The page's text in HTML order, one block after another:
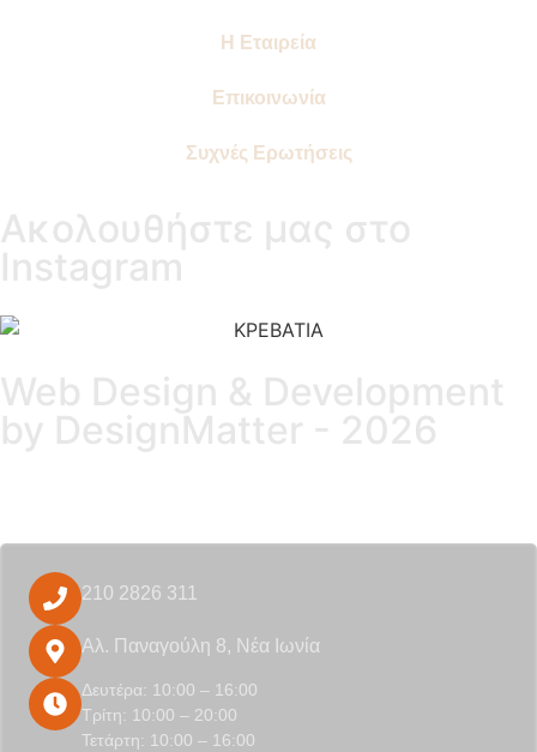
Η Εταιρεία
Επικοινωνία
Συχνές Ερωτήσεις
Ακολουθήστε μας στο
Instagram
Web Design & Development
by DesignMatter - 2026
210 2826 311
Αλ. Παναγούλη 8, Νέα Ιωνία
Δευτέρα: 10:00 – 16:00
Τρίτη: 10:00 – 20:00
Τετάρτη: 10:00 – 16:00